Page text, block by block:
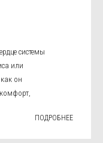
системы
или
он
ПОДРОБНЕЕ